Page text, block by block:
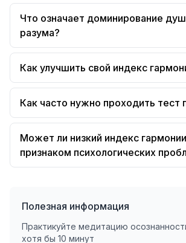
Что означает доминирование
разума?
Как улучшить свой индекс
Как часто нужно проходить тест
Может ли низкий индекс
признаком психологических
Полезная информация
Практикуйте медитацию
хотя бы 10 минут